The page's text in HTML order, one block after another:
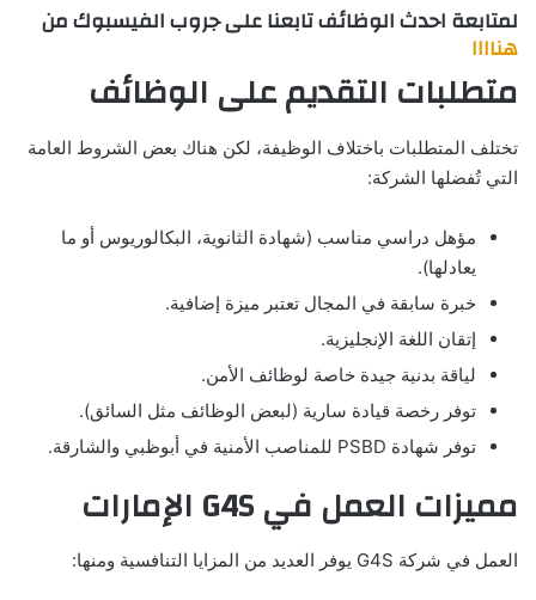
لمتابعة احدث الوظائف تابعنا على جروب الفيسبوك من
هناااا
متطلبات التقديم على الوظائف
تختلف المتطلبات باختلاف الوظيفة، لكن هناك بعض الشروط العامة
التي تُفضلها الشركة:
مؤهل دراسي مناسب (شهادة الثانوية، البكالوريوس أو ما
يعادلها).
خبرة سابقة في المجال تعتبر ميزة إضافية.
إتقان اللغة الإنجليزية.
لياقة بدنية جيدة خاصة لوظائف الأمن.
توفر رخصة قيادة سارية (لبعض الوظائف مثل السائق).
توفر شهادة PSBD للمناصب الأمنية في أبوظبي والشارقة.
مميزات العمل في G4S الإمارات
العمل في شركة G4S يوفر العديد من المزايا التنافسية ومنها: